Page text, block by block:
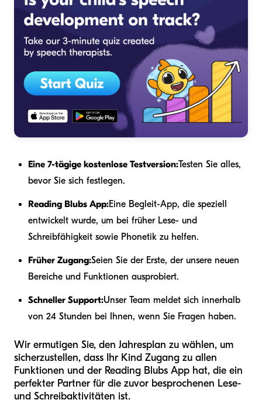
Eine 7-tägige kostenlose Testversion:Testen Sie alles,
bevor Sie sich festlegen.
Reading Blubs App:Eine Begleit-App, die speziell
entwickelt wurde, um bei früher Lese- und
Schreibfähigkeit sowie Phonetik zu helfen.
Früher Zugang:Seien Sie der Erste, der unsere neuen
Bereiche und Funktionen ausprobiert.
Schneller Support:Unser Team meldet sich innerhalb
von 24 Stunden bei Ihnen, wenn Sie Fragen haben.
Wir ermutigen Sie, den Jahresplan zu wählen, um
sicherzustellen, dass Ihr Kind Zugang zu allen
Funktionen und der Reading Blubs App hat, die ein
perfekter Partner für die zuvor besprochenen Lese-
und Schreibaktivitäten ist.